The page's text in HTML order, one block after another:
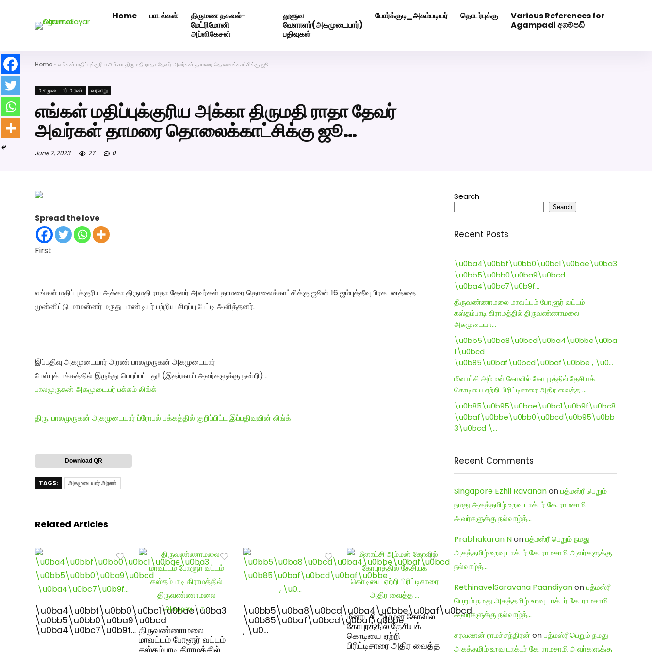
Home பாடல்கள்
திருமண தகவல்-
மேட்ரிமோனி
அப்ளிகேசன்
துளுவ
வேளாளர்(அகமுடையார்)
பதிவுகள்
போர்க்குடி_அகம்படியர் தொடர்புக்கு
Various References for
Agampadi අගම්පඩි
Home » எங்கள் மதிப்புக்குரிய அக்கா திருமதி ராதா தேவர் அவர்கள் தாமரை தொலைக்காட்சிக்கு ஜூ…
அகமுடையார் அரண் வரலாறு
எங்கள் மதிப்புக்குரிய அக்கா திருமதி ராதா தேவர்
அவர்கள் தாமரை தொலைக்காட்சிக்கு ஜூ…
June 7, 2023 27 0
Spread the love
First
எங்கள் மதிப்புக்குரிய அக்கா திருமதி ராதா தேவர் அவர்கள் தாமரை தொலைக்காட்சிக்கு ஜூன் 16 ஜம்புத்தீவு பிரகடனத்தை
முன்னிட்டு மாமன்னர் மருது பாண்டியர் பற்றிய சிறப்பு பேட்டி அளித்தனர்.
இப்பதிவு அகமுடையார் அரண் பாலமுருகன் அகமுடையார்
பேஸ்புக் பக்கத்தில் இருந்து பெறப்பட்டது! (இதற்காய் அவர்களுக்கு நன்றி) .
பாலமுருகன் அகமுடையர் பக்கம் லிங்க்
திரு. பாலமுருகன் அகமுடையார் ப்ரோபல் பக்கத்தில் குறிப்பிட்ட இப்பதிவுவின் லிங்க்
Download QR
TAGS: அகமுடையார் அரண்
Related Articles
\u0ba4\u0bbf\u0bb0\u0bc1\u0bae\u0ba3
\u0bb5\u0bb0\u0ba9\u0bcd
\u0ba4\u0bc7\u0b9f… திருவண்ணாமலை
மாவட்டம் போளூர் வட்டம்
கஸ்தம்பாடி கிராமத்தில்
\u0bb5\u0ba8\u0bcd\u0ba4\u0bbe\u0baf\u0bcd
\u0b85\u0baf\u0bcd\u0baf\u0bbe
, \u0…
மீனாட்சி அம்மன் கோவில்
கோபுரத்தில் தேசியக்
கொடியை ஏற்றி
பிரிட்டிசாரை அதிர வைத்த
Search
Search
Recent Posts
\u0ba4\u0bbf\u0bb0\u0bc1\u0bae\u0ba3
\u0bb5\u0bb0\u0ba9\u0bcd
\u0ba4\u0bc7\u0b9f…
திருவண்ணாமலை மாவட்டம் போளூர் வட்டம்
கஸ்தம்பாடி கிராமத்தில் திருவண்ணாமலை
அகமுடையா…
\u0bb5\u0ba8\u0bcd\u0ba4\u0bbe\u0ba
f\u0bcd
\u0b85\u0baf\u0bcd\u0baf\u0bbe , \u0…
மீனாட்சி அம்மன் கோவில் கோபுரத்தில் தேசியக்
கொடியை ஏற்றி பிரிட்டிசாரை அதிர வைத்த …
\u0b85\u0b95\u0bae\u0bc1\u0b9f\u0bc8
\u0baf\u0bbe\u0bb0\u0bcd\u0b95\u0bb
3\u0bcd \…
Recent Comments
Singapore Ezhil Ravananonபத்மஸ்ரீ பெறும்
நமது அகத்தமிழ் உறவு டாக்டர் கே. ராமசாமி
அவர்களுக்கு நல்வாழ்த்…
Prabhakaran Nonபத்மஸ்ரீ பெறும் நமது
அகத்தமிழ் உறவு டாக்டர் கே. ராமசாமி அவர்களுக்கு
நல்வாழ்த்…
RethinavelSaravana Paandiyanonபத்மஸ்ரீ
பெறும் நமது அகத்தமிழ் உறவு டாக்டர் கே. ராமசாமி
அவர்களுக்கு நல்வாழ்த்…
சரவணன் ராமச்சந்திரன் onபத்மஸ்ரீ பெறும் நமது
அகத்தமிழ் உறவு டாக்டர் கே. ராமசாமி அவர்களுக்கு
அகமுடையார் திருமண வரன்களுக்கு அகமுடையார்மேட்ரி-பெண் வீட்டாருக்கு 100% இலவச திருமண சேவை! வாட்ஸப் எண்: 7200507629 Click Here to Download Matrimony App